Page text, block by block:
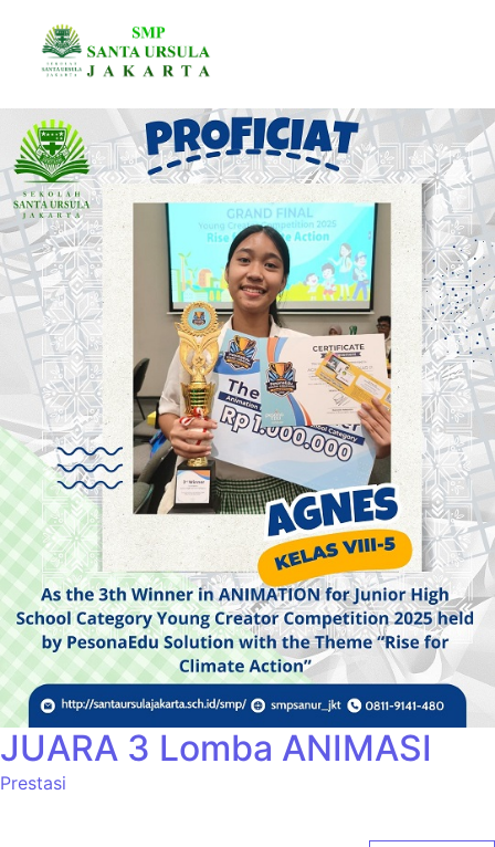
JUARA 3 Lomba ANIMASI
Prestasi